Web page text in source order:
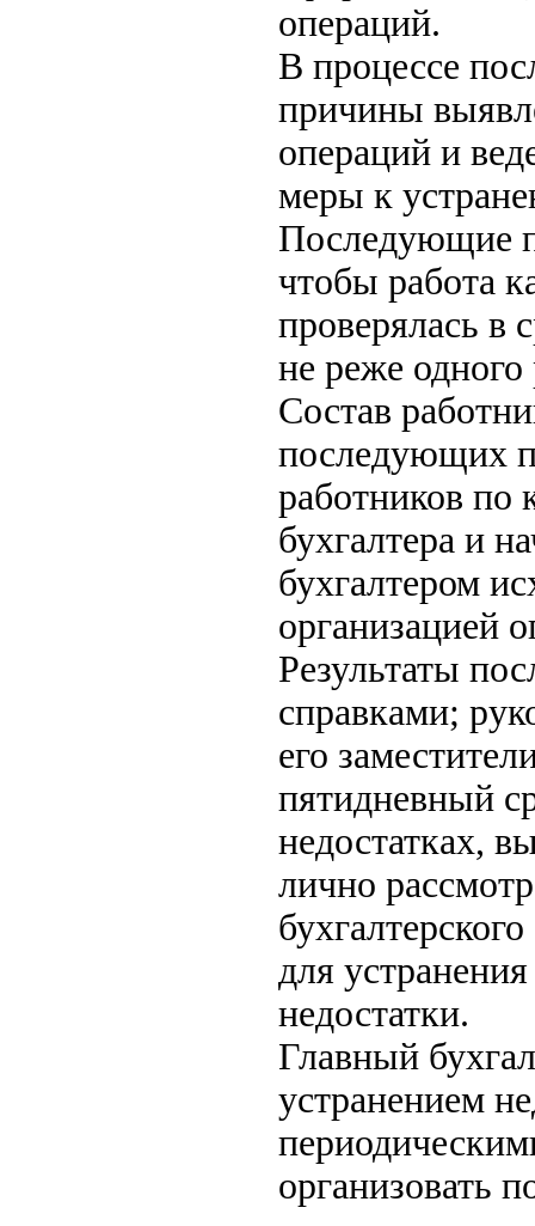
операций.
В процессе
причины
операций и
меры к
Последующие
чтобы работа
проверялась в
не реже одного
Состав
последующих
работников по
бухгалтера и
бухгалтером
организацией
Результаты
справками;
его
пятидневный
недостатках,
лично
для
недостатки.
Главный
устранением
организовать